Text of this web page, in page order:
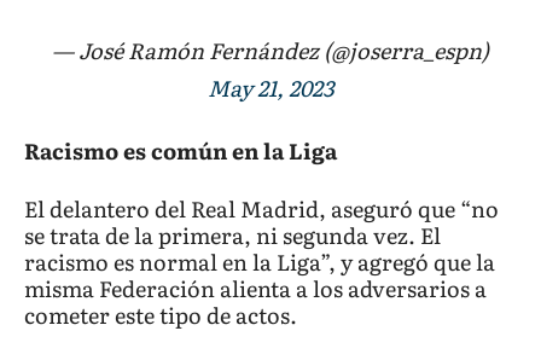
— José Ramón Fernández (@joserra_espn)
May 21, 2023
Racismo es común en la Liga
El delantero del Real Madrid, aseguró que “no
se trata de la primera, ni segunda vez. El
racismo es normal en la Liga”, y agregó que la
misma Federación alienta a los adversarios a
cometer este tipo de actos.